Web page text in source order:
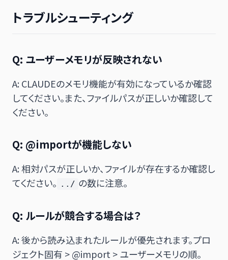
トラブルシューティング
Q: ユーザーメモリが反映されない
A: CLAUDEのメモリ機能が有効になっているか確認
してください。また、ファイルパスが正しいか確認して
ください。
Q: @importが機能しない
A: 相対パスが正しいか、ファイルが存在するか確認し
てください。 ../ の数に注意。
Q: ルールが競合する場合は？
A: 後から読み込まれたルールが優先されます。プロ
ジェクト固有 > @import > ユーザーメモリの順。